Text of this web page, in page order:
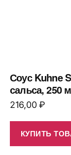
Соус Kuhne
сальса, 250
216,00₽
КУПИТЬ